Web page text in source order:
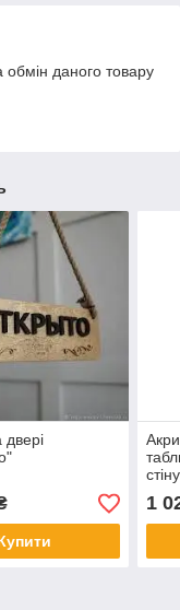
даного товару
двері
300
1